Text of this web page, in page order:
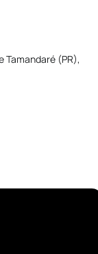
Tamandaré (PR),